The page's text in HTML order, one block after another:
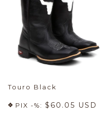
Touro Black
PIX -%: $60.05 USD